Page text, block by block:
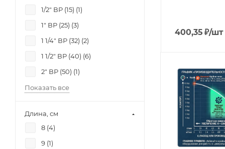
400,35 ₽/шт
1/2" ВР (15) (1)
1" ВР (25) (3)
1 1/4" ВР (32) (2)
1 1/2" ВР (40) (6)
2" ВР (50) (1)
Показать все
Длина, см
8 (4)
9 (1)